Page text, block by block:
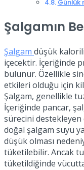
Günlük
Şalgamın
Şalgam düşük
içecektir. İçeriğinde
bulunur. Özellikle
etkileri olduğu için
Şalgam, genellikle
İçeriğinde pancar,
sürecini
doğal şalgam suyu
düşük olması
tüketilebilir. Ancak
tüketildiğinde